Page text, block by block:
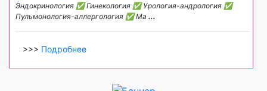
Эндокринология ✅ Гинекология ✅ Урология-андрология ✅
Пульмонология-аллергология ✅ Ма ...
>>> Подробнее